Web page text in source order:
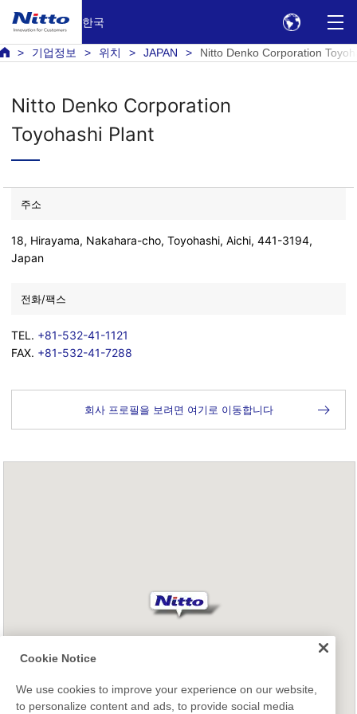
한국
기업정보 위치 JAPAN Nitto Denko Corporation
Nitto Denko Corporation
Toyohashi Plant
주소
18, Hirayama, Nakahara-cho, Toyohashi, Aichi, 441-3194,
Japan
전화/팩스
TEL. +81-532-41-1121
FAX. +81-532-41-7288
회사 프로필을 보려면 여기로 이동합니다
Cookie Notice
We use cookies to improve your experience on our website,
to personalize content and ads, to provide social media